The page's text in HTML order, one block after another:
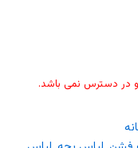
در دسترس نمی باشد.